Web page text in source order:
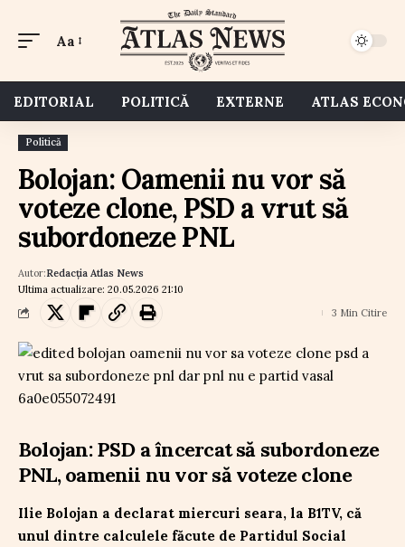
Aa
EDITORIAL POLITICĂ EXTERNE ATLAS
Politică
Bolojan: Oamenii nu vor să
voteze clone, PSD a vrut să
subordoneze PNL
Ultima actualizare: 20.05.2026 21:10
Autor:Redacția Atlas News
3 Min Citire
Bolojan: PSD a încercat să subordoneze
PNL, oamenii nu vor să voteze clone
Ilie Bolojan a declarat miercuri seara, la B1TV, că
unul dintre calculele făcute de Partidul Social